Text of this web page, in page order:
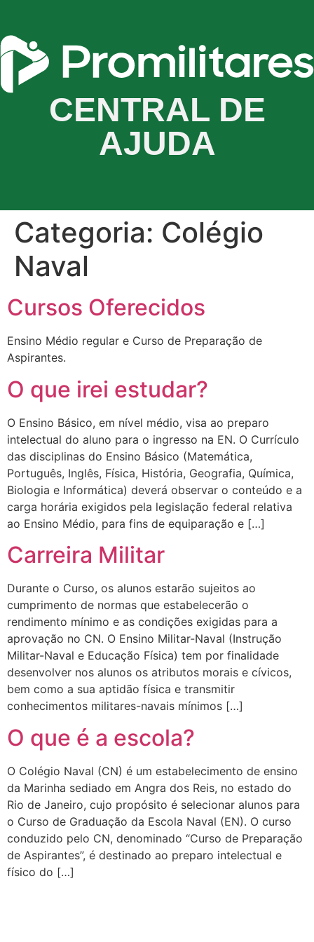
CENTRAL DE
AJUDA
Categoria: Colégio
Naval
Cursos Oferecidos
Ensino Médio regular e Curso de Preparação de
Aspirantes.
O que irei estudar?
O Ensino Básico, em nível médio, visa ao preparo
intelectual do aluno para o ingresso na EN. O Currículo
das disciplinas do Ensino Básico (Matemática,
Português, Inglês, Física, História, Geografia, Química,
Biologia e Informática) deverá observar o conteúdo e a
carga horária exigidos pela legislação federal relativa
ao Ensino Médio, para fins de equiparação e […]
Carreira Militar
Durante o Curso, os alunos estarão sujeitos ao
cumprimento de normas que estabelecerão o
rendimento mínimo e as condições exigidas para a
aprovação no CN. O Ensino Militar-Naval (Instrução
Militar-Naval e Educação Física) tem por finalidade
desenvolver nos alunos os atributos morais e cívicos,
bem como a sua aptidão física e transmitir
conhecimentos militares-navais mínimos […]
O que é a escola?
O Colégio Naval (CN) é um estabelecimento de ensino
da Marinha sediado em Angra dos Reis, no estado do
Rio de Janeiro, cujo propósito é selecionar alunos para
o Curso de Graduação da Escola Naval (EN). O curso
conduzido pelo CN, denominado “Curso de Preparação
de Aspirantes”, é destinado ao preparo intelectual e
físico do […]